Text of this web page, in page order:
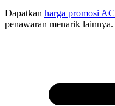
Dapatkan harga promosi AC
penawaran menarik lainnya.